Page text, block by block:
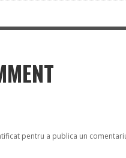
pentru a publica un